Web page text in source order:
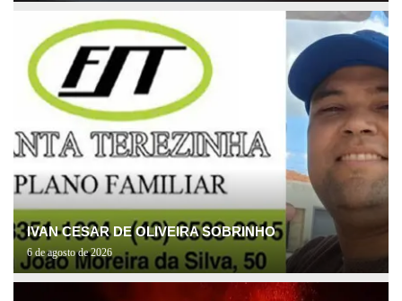
IVAN CESAR DE OLIVEIRA SOBRINHO
6 de agosto de 2026